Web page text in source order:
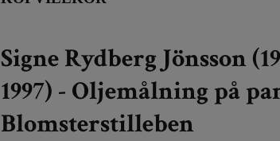
Signe Rydberg Jönsson
1997) - Oljemålning på
Blomsterstilleben